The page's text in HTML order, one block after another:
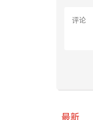
最新